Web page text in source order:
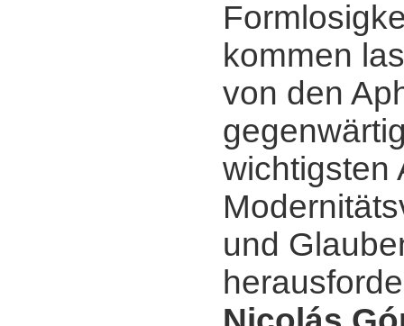
kommen
von den
wichtigsten
und